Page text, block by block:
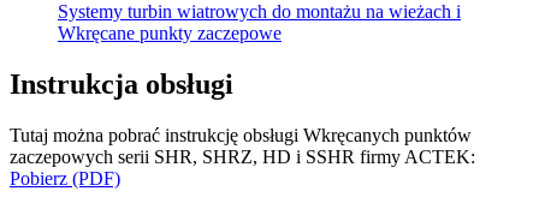
Systemy turbin wiatrowych do montażu na wieżach i
Wkręcane punkty zaczepowe
Instrukcja obsługi
Tutaj można pobrać instrukcję obsługi Wkręcanych punktów
zaczepowych serii SHR, SHRZ, HD i SSHR firmy ACTEK:
Pobierz (PDF)